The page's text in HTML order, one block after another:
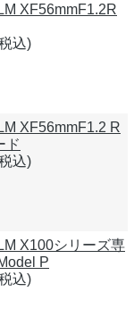
XF56mmF1.2R
込)
XF56mmF1.2 R
ド
込)
X100シリーズ専
P
込)